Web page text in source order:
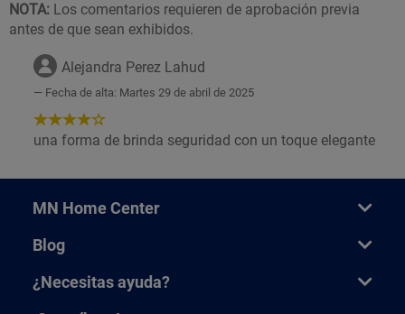
NOTA: Los comentarios requieren de aprobación previa
antes de que sean exhibidos.
Alejandra Perez Lahud
Fecha de alta: Martes 29 de abril de 2025
4
de
Estrellas!
una forma de brinda seguridad con un toque elegante
MN Home Center
Blog
¿Necesitas ayuda?